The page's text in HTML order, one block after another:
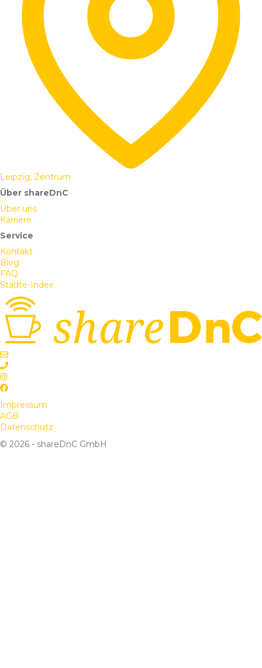
Leipzig, Zentrum
Über shareDnC
Über uns
Karriere
Service
Kontakt
Blog
FAQ
Städte-Index
Impressum
AGB
Datenschutz
© 2026 - shareDnC GmbH